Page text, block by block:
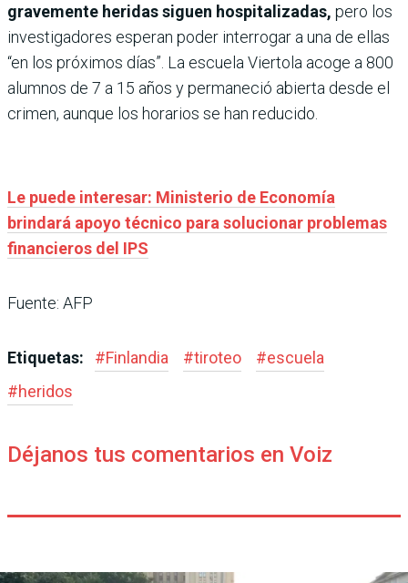
gravemente heridas siguen hospitalizadas, pero los
investigadores esperan poder interrogar a una de ellas
“en los próximos días”. La escuela Viertola acoge a 800
alumnos de 7 a 15 años y permaneció abierta desde el
crimen, aunque los horarios se han reducido.
Le puede interesar: Ministerio de Economía
brindará apoyo técnico para solucionar problemas
financieros del IPS
Fuente: AFP
Etiquetas: #Finlandia #tiroteo #escuela
#heridos
Déjanos tus comentarios en Voiz